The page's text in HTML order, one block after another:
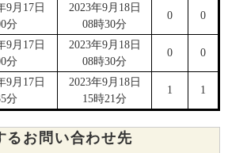
9月17日
分
2023年9月18日
08時30分
0 0
9月17日
分
2023年9月18日
08時30分
0 0
9月17日
分
2023年9月18日
15時21分
1 1
るお問い合わせ先